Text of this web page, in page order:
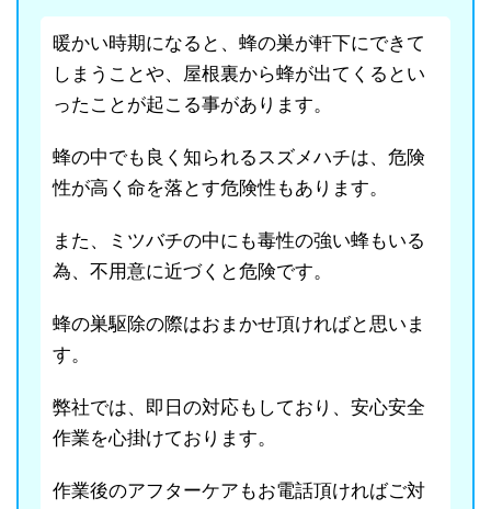
暖かい時期になると、蜂の巣が軒下にできて
しまうことや、屋根裏から蜂が出てくるとい
ったことが起こる事があります。
蜂の中でも良く知られるスズメハチは、危険
性が高く命を落とす危険性もあります。
また、ミツバチの中にも毒性の強い蜂もいる
為、不用意に近づくと危険です。
蜂の巣駆除の際はおまかせ頂ければと思いま
す。
弊社では、即日の対応もしており、安心安全
作業を心掛けております。
作業後のアフターケアもお電話頂ければご対